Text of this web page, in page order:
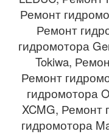
Ремонт
Ремонт
гидромотора
Tokiwa,
Ремонт
гидромотора
XCMG, Ремонт
гидромотора